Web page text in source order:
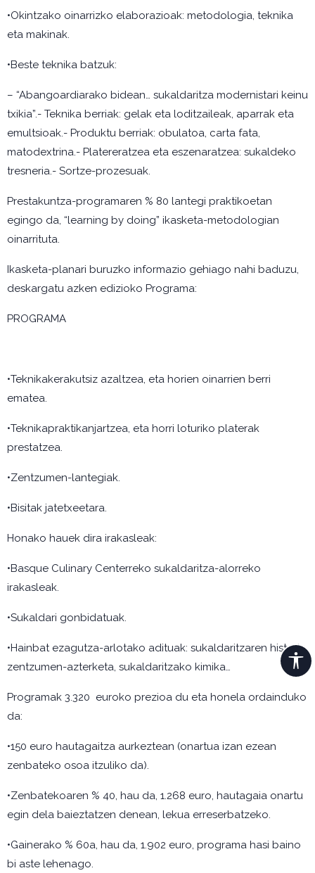
•Okintzako oinarrizko elaborazioak: metodologia, teknika
eta makinak.
•Beste teknika batzuk:
– “Abangoardiarako bidean… sukaldaritza modernistari keinu
txikia”.- Teknika berriak: gelak eta loditzaileak, aparrak eta
emultsioak.- Produktu berriak: obulatoa, carta fata,
matodextrina.- Platereratzea eta eszenaratzea: sukaldeko
tresneria.- Sortze-prozesuak.
Prestakuntza-programaren % 80 lantegi praktikoetan
egingo da, “learning by doing” ikasketa-metodologian
oinarrituta.
Ikasketa-planari buruzko informazio gehiago nahi baduzu,
deskargatu azken edizioko Programa:
PROGRAMA
•Teknikakerakutsiz azaltzea, eta horien oinarrien berri
ematea.
•Teknikapraktikanjartzea, eta horri loturiko platerak
prestatzea.
•Zentzumen-lantegiak.
•Bisitak jatetxeetara.
Honako hauek dira irakasleak:
•Basque Culinary Centerreko sukaldaritza-alorreko
irakasleak.
•Sukaldari gonbidatuak.
•Hainbat ezagutza-arlotako adituak: sukaldaritzaren historia,
zentzumen-azterketa, sukaldaritzako kimika…
Programak 3.320 euroko prezioa du eta honela ordainduko
da:
•150 euro hautagaitza aurkeztean (onartua izan ezean
zenbateko osoa itzuliko da).
•Zenbatekoaren % 40, hau da, 1.268 euro, hautagaia onartu
egin dela baieztatzen denean, lekua erreserbatzeko.
•Gainerako % 60a, hau da, 1.902 euro, programa hasi baino
bi aste lehenago.